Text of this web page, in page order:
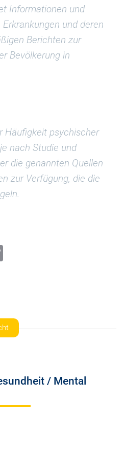
Informationen und
und deren
Berichten zur
Bevölkerung in
Häufigkeit psychischer
nach Studie und
die genannten Quellen
zur Verfügung, die die
/ Mental